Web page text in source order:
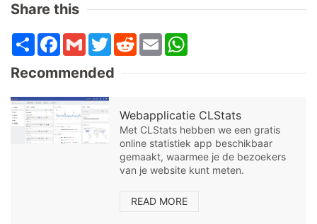
Share this
ShareFacebook
GmailTwitterRedditEmail
Recommended
Webapplicatie CLStats
Met CLStats hebben we een gratis
online statistiek app beschikbaar
gemaakt, waarmee je de bezoekers
van je website kunt meten.
READ MORE